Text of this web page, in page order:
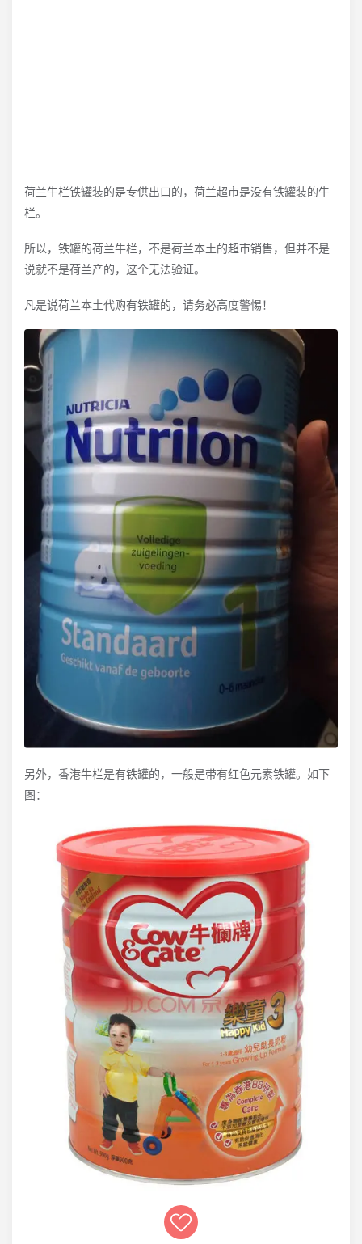
荷兰牛栏铁罐装的是专供出口的，荷兰超市是没有铁罐装的牛
栏。
所以，铁罐的荷兰牛栏，不是荷兰本土的超市销售，但并不是
说就不是荷兰产的，这个无法验证。
凡是说荷兰本土代购有铁罐的，请务必高度警惕！
另外，香港牛栏是有铁罐的，一般是带有红色元素铁罐。如下
图：